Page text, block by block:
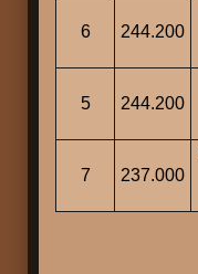
6 244.200
5 244.200
7 237.000